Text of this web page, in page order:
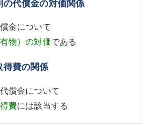
代償金の対価関係
金について
物）の対価である
費の関係
償金について
費には該当する